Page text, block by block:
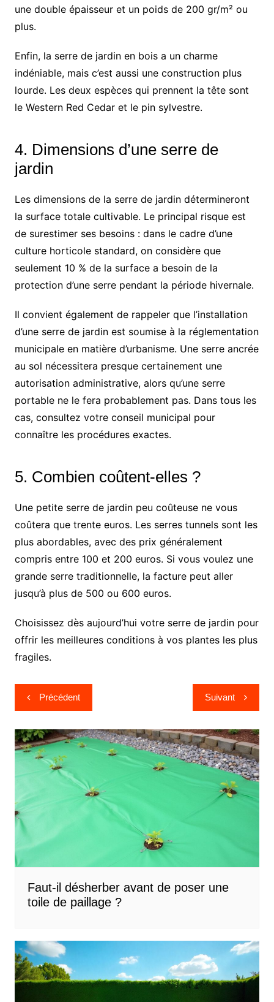
une double épaisseur et un poids de 200 gr/m² ou
plus.
Enfin, la serre de jardin en bois a un charme
indéniable, mais c’est aussi une construction plus
lourde. Les deux espèces qui prennent la tête sont
le Western Red Cedar et le pin sylvestre.
4. Dimensions d’une serre de
jardin
Les dimensions de la serre de jardin détermineront
la surface totale cultivable. Le principal risque est
de surestimer ses besoins : dans le cadre d’une
culture horticole standard, on considère que
seulement 10 % de la surface a besoin de la
protection d’une serre pendant la période hivernale.
Il convient également de rappeler que l’installation
d’une serre de jardin est soumise à la réglementation
municipale en matière d’urbanisme. Une serre ancrée
au sol nécessitera presque certainement une
autorisation administrative, alors qu’une serre
portable ne le fera probablement pas. Dans tous les
cas, consultez votre conseil municipal pour
connaître les procédures exactes.
5. Combien coûtent-elles ?
Une petite serre de jardin peu coûteuse ne vous
coûtera que trente euros. Les serres tunnels sont les
plus abordables, avec des prix généralement
compris entre 100 et 200 euros. Si vous voulez une
grande serre traditionnelle, la facture peut aller
jusqu’à plus de 500 ou 600 euros.
Choisissez dès aujourd’hui votre serre de jardin pour
offrir les meilleures conditions à vos plantes les plus
fragiles.
Navigation
de
l’article
Précédent Suivant
Faut-il désherber avant de poser une
toile de paillage ?